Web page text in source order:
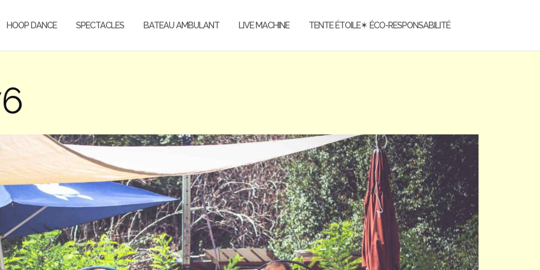
HOOP DANCE SPECTACLES BATEAU AMBULANT LIVE MACHINE TENTE ÉTOILE✶ ÉCO-RESPONSABILITÉ